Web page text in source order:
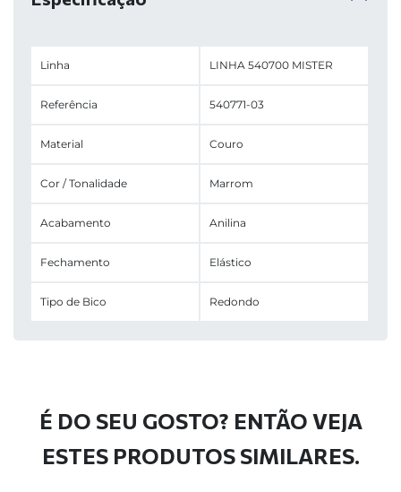
Linha LINHA 540700 MISTER
Referência 540771-03
Material Couro
Cor / Tonalidade Marrom
Acabamento Anilina
Fechamento Elástico
Tipo de Bico Redondo
É DO SEU GOSTO? ENTÃO VEJA
ESTES PRODUTOS SIMILARES.